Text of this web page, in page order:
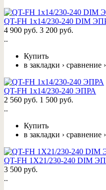
QT-FH 1x14/230-240 DIM
4 900 руб. 3 200 руб.
..
Купить
в закладки › сравнение ›
QT-FH 1x14/230-240 ЭПРА
2 560 руб. 1 500 руб.
..
Купить
в закладки › сравнение ›
QT-FH 1X21/230-240 DIM
3 500 руб.
..